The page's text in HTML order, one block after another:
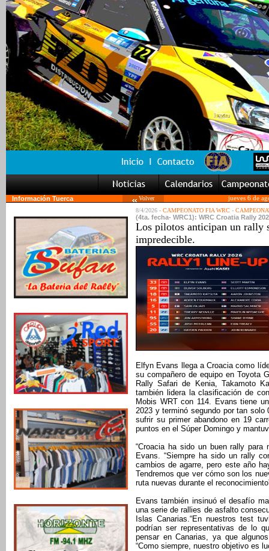
Información Tuerca Volver
jueves 6 de
8/4/2026 - CAMPEONATO FIA WRC -
(4ta. fecha- WRC1): WRC Croatia Rally
Los pilotos anticipan un rally
impredecible.
Elfyn Evans llega a Croacia como
su compañero de equipo en Toyota
Rally Safari de Kenia, Takamoto
también lidera la clasificación de
Mobis WRT con 114. Evans tiene
2023 y terminó segundo por tan
sufrir su primer abandono en 19
puntos en el Súper Domingo y
“Croacia ha sido un buen rally
Evans. “Siempre ha sido un rally
cambios de agarre, pero este año
Tendremos que ver cómo son los
ruta nuevas durante el
Evans también insinuó el desafío
una serie de rallies de asfalto
Islas Canarias.“En nuestros test
podrían ser representativas de lo
pensar en Canarias, ya que
“Como siempre, nuestro objetivo es